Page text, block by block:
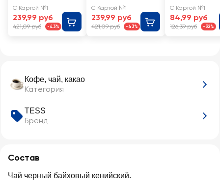
Кофе, чай, какао
Категория
TESS
Бренд
Состав
Чай черный байховый кенийский.
С Картой №1
239,99 руб
421,09 руб -43%
С Картой №1
239,99 руб
421,09 руб -43%
С Картой №1
84,99 руб
126,39 руб -32%